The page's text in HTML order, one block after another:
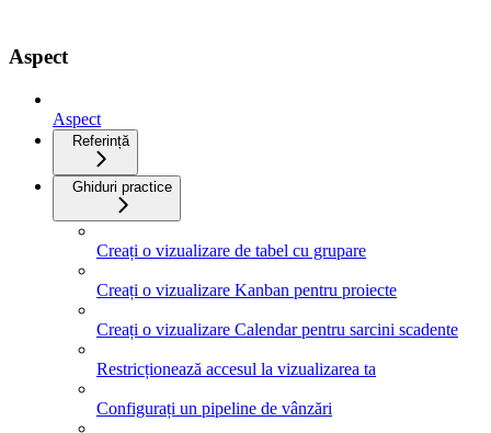
Aspect
Aspect
Referință
Ghiduri practice
Creați o vizualizare de tabel cu grupare
Creați o vizualizare Kanban pentru proiecte
Creați o vizualizare Calendar pentru sarcini scadente
Restricționează accesul la vizualizarea ta
Configurați un pipeline de vânzări